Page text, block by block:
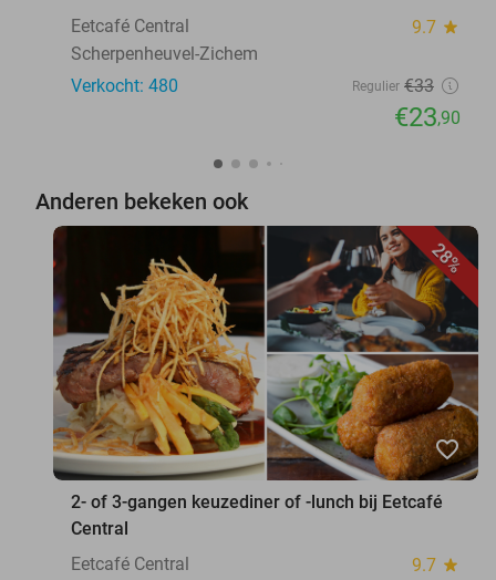
Eetcafé Central
9.7 star
Scherpenheuvel-Zichem
Verkocht: 480
Regulier €33
€23,90
Anderen bekeken ook
28%
favorite_border
2- of 3-gangen keuzediner of -lunch bij Eetcafé
Central
Eetcafé Central
9.7 star